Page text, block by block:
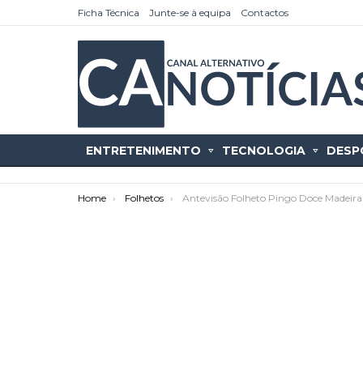
Ficha Técnica Junte-se à equipa Contactos
ENTRETENIMENTO TECNOLOGIA
You are here:
Home Folhetos Antevisão Folheto Pingo Doce Madeira